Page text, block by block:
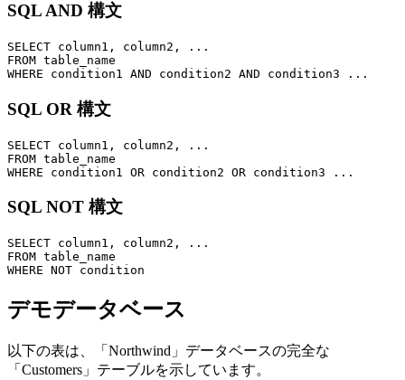
SQL AND 構文
SELECT column1, column2, ...
FROM table_name
SQL OR 構文
SELECT column1, column2, ...
FROM table_name
SQL NOT 構文
SELECT column1, column2, ...
FROM table_name
デモデータベース
以下の表は、「Northwind」データベースの完全な
「Customers」テーブルを示しています。